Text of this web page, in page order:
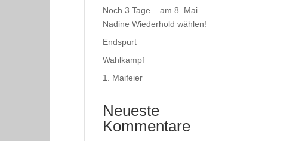
Noch 3 Tage – am 8. Mai
Nadine Wiederhold wählen!
Endspurt
Wahlkampf
1. Maifeier
Neueste
Kommentare